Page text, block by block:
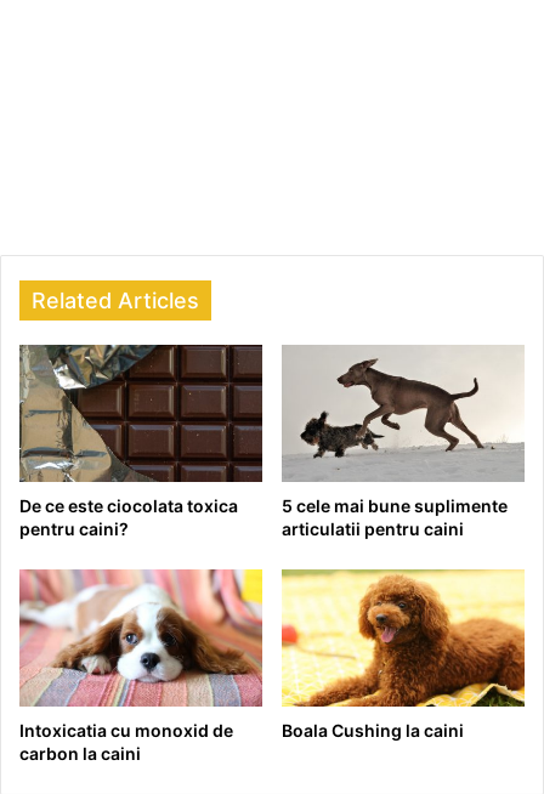
Related Articles
De ce este ciocolata toxica
pentru caini?
5 cele mai bune suplimente
articulatii pentru caini
Intoxicatia cu monoxid de
carbon la caini
Boala Cushing la caini